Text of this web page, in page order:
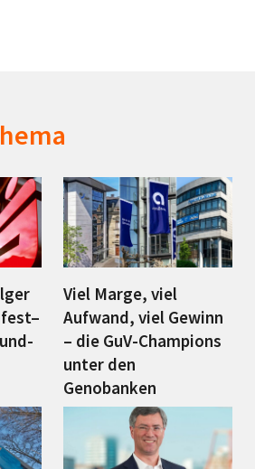
Viel Marge, viel
Aufwand, viel Gewinn
– die GuV-Champions
unter den
Genobanken